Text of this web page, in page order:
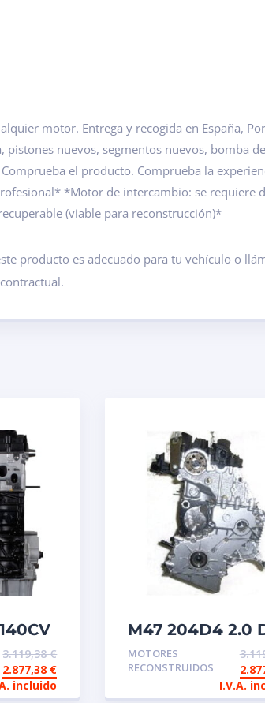
motor. Entrega y recogida en España,
nuevos, segmentos nuevos, bomba
el producto. Comprueba la
*Motor de intercambio: se requiere
(viable para reconstrucción)*
producto es adecuado para tu vehículo o
3.119,38€
2.877,38 €
incluido
M47 204D4 2.0
BMW Motor
reconstruido de
intercambio
MOTORES
RECONSTRUIDOS
I.V.A.